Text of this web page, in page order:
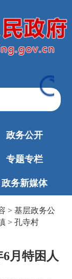
政务公开
专题专栏
政务新媒体
> 基层政务公
> 孔寺村
月特困人